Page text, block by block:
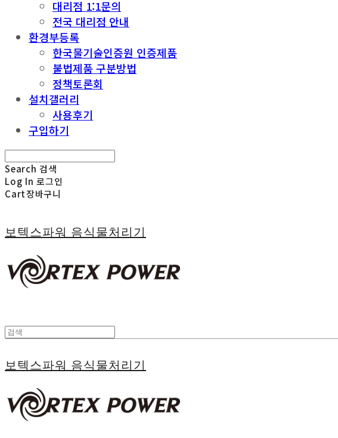
대리점 1:1문의
전국 대리점 안내
환경부등록
한국물기술인증원 인증제품
불법제품 구분방법
정책토론회
설치갤러리
사용후기
구입하기
Search 검색
Log In 로그인
Cart장바구니
보텍스파워 음식물처리기
보텍스파워 음식물처리기